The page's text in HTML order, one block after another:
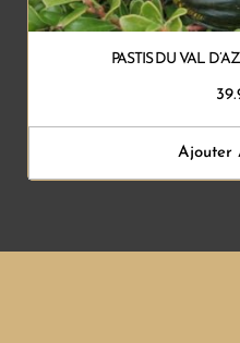
PASTIS DU VAL
Ajouter